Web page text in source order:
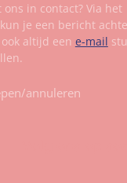
in contact? Via het
je een bericht
altijd een e-mail
annuleren